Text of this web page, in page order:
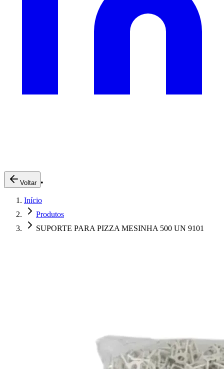
Pedidos Online
Trabalhe Conosco
Voltar •
Início
Produtos
SUPORTE PARA PIZZA MESINHA 500 UN 9101